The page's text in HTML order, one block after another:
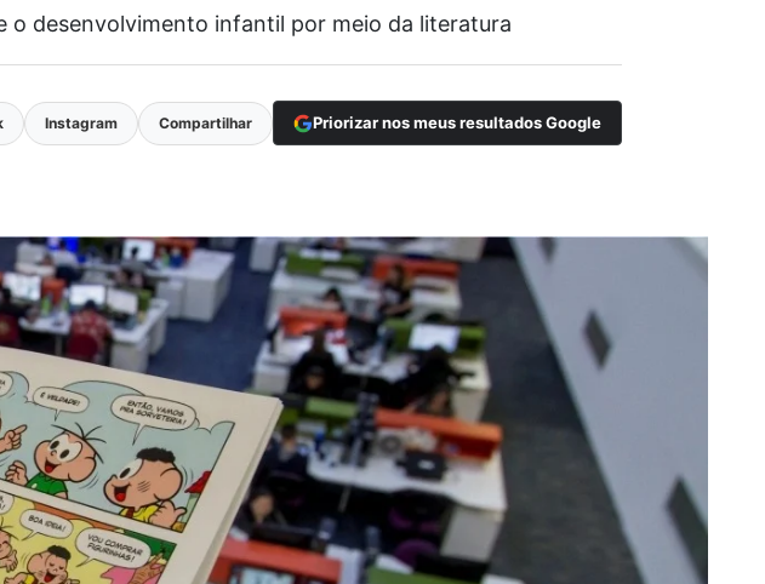
o desenvolvimento infantil por meio da literatura
Instagram Compartilhar Priorizar nos meus resultados Google